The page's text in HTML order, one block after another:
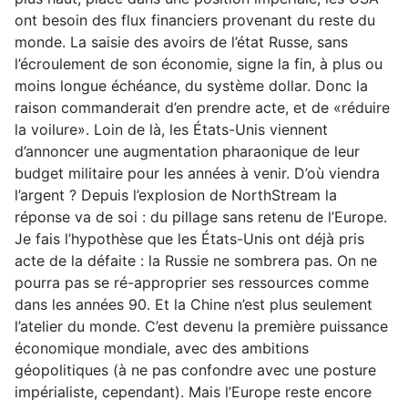
ont besoin des flux financiers provenant du reste du
monde. La saisie des avoirs de l’état Russe, sans
l’écroulement de son économie, signe la fin, à plus ou
moins longue échéance, du système dollar. Donc la
raison commanderait d’en prendre acte, et de «réduire
la voilure». Loin de là, les États-Unis viennent
d’annoncer une augmentation pharaonique de leur
budget militaire pour les années à venir. D’où viendra
l’argent ? Depuis l’explosion de NorthStream la
réponse va de soi : du pillage sans retenu de l’Europe.
Je fais l’hypothèse que les États-Unis ont déjà pris
acte de la défaite : la Russie ne sombrera pas. On ne
pourra pas se ré-approprier ses ressources comme
dans les années 90. Et la Chine n’est plus seulement
l’atelier du monde. C’est devenu la première puissance
économique mondiale, avec des ambitions
géopolitiques (à ne pas confondre avec une posture
impérialiste, cependant). Mais l’Europe reste encore